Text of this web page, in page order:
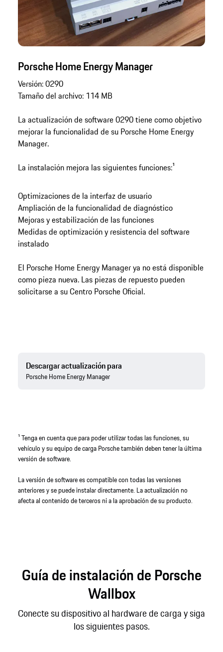
Porsche Home Energy Manager
Versión: 0290
Tamaño del archivo: 114 MB
La actualización de software 0290 tiene como objetivo
mejorar la funcionalidad de su Porsche Home Energy
Manager.
La instalación mejora las siguientes funciones:¹
Optimizaciones de la interfaz de usuario
Ampliación de la funcionalidad de diagnóstico
Mejoras y estabilización de las funciones
Medidas de optimización y resistencia del software
instalado
El Porsche Home Energy Manager ya no está disponible
como pieza nueva. Las piezas de repuesto pueden
solicitarse a su Centro Porsche Oficial.
Descargar actualización para
Porsche Home Energy Manager
¹ Tenga en cuenta que para poder utilizar todas las funciones, su
vehículo y su equipo de carga Porsche también deben tener la última
versión de software.
La versión de software es compatible con todas las versiones
anteriores y se puede instalar directamente. La actualización no
afecta al contenido de terceros ni a la aprobación de su producto.
Guía de instalación de Porsche
Wallbox
Conecte su dispositivo al hardware de carga y siga
los siguientes pasos.